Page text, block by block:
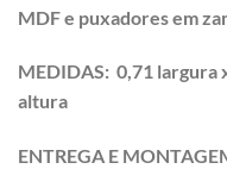
MDF e puxadores em
MEDIDAS: 0,71 largura
altura
ENTREGA E